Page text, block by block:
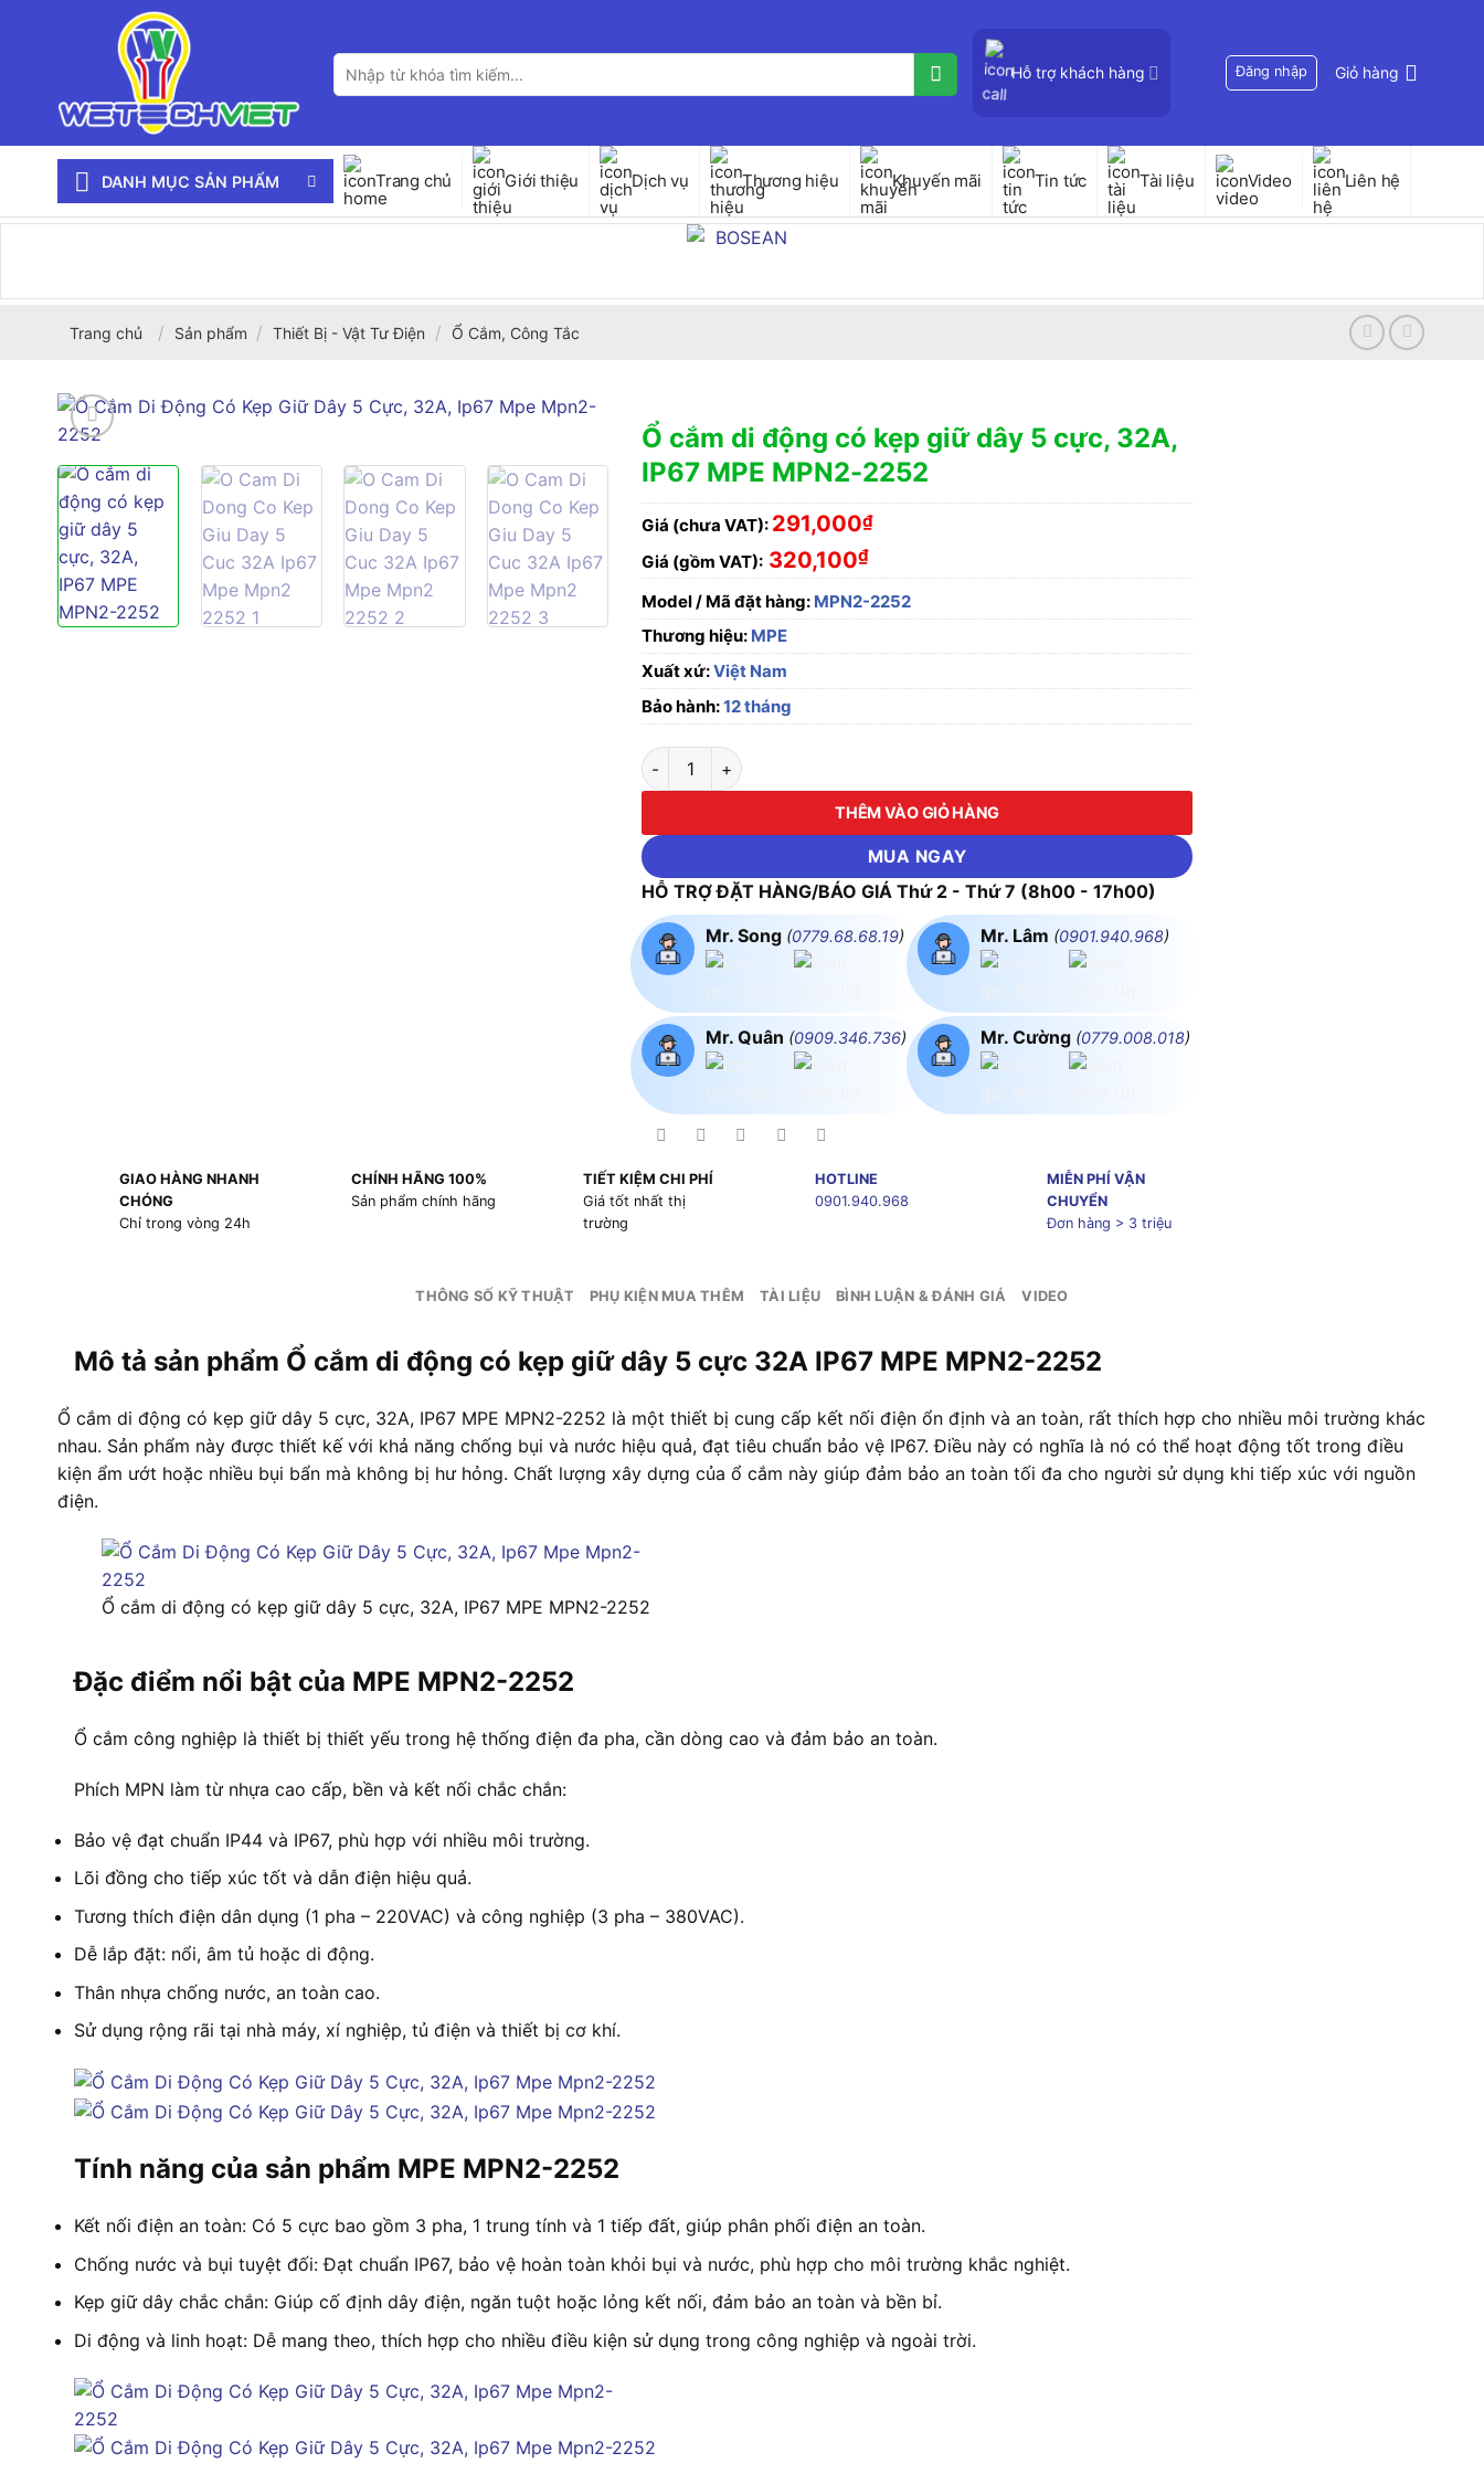
Tìm
kiếm:
Hỗ trợ khách hàng Đăng nhập Giỏ hàng
DANH MỤC SẢN PHẨM Trang chủ Giới thiệu Dịch vụ Thương hiệu Khuyến mãi Tin tức Tài liệu Video Liên hệ
Trang chủ / Sản phẩm / Thiết Bị - Vật Tư Điện / Ổ Cắm, Công Tắc
Ổ cắm di động có kẹp giữ dây 5 cực, 32A,
IP67 MPE MPN2-2252
Giá (chưa VAT): 291,000₫
Giá (gồm VAT): 320,100₫
Model / Mã đặt hàng: MPN2-2252
Thương hiệu: MPE
Xuất xứ:Việt Nam
Bảo hành:12 tháng
Ổ cắm di động có kẹp giữ dây 5 cực, 32A, IP67 MPE MPN2-2252 số lượng
THÊM VÀO GIỎ HÀNG
MUA NGAY
HỖ TRỢ ĐẶT HÀNG/BÁO GIÁ Thứ 2 - Thứ 7 (8h00 - 17h00)
Mr. Song (0779.68.68.19)
Mr. Quân (0909.346.736)
Mr. Lâm (0901.940.968)
Mr. Cường (0779.008.018)
GIAO HÀNG NHANH
CHÓNG
Chỉ trong vòng 24h
CHÍNH HÃNG 100%
Sản phẩm chính hãng
TIẾT KIỆM CHI PHÍ
Giá tốt nhất thị
trường
HOTLINE
0901.940.968
MIỄN PHÍ VẬN
CHUYỂN
Đơn hàng > 3 triệu
THÔNG SỐ KỸ THUẬT PHỤ KIỆN MUA THÊM TÀI LIỆU BÌNH LUẬN & ĐÁNH GIÁ VIDEO
Mô tả sản phẩm Ổ cắm di động có kẹp giữ dây 5 cực 32A IP67 MPE MPN2-2252
Ổ cắm di động có kẹp giữ dây 5 cực, 32A, IP67 MPE MPN2-2252 là một thiết bị cung cấp kết nối điện ổn định và an toàn, rất thích hợp cho nhiều môi trường khác
nhau. Sản phẩm này được thiết kế với khả năng chống bụi và nước hiệu quả, đạt tiêu chuẩn bảo vệ IP67. Điều này có nghĩa là nó có thể hoạt động tốt trong điều
kiện ẩm ướt hoặc nhiều bụi bẩn mà không bị hư hỏng. Chất lượng xây dựng của ổ cắm này giúp đảm bảo an toàn tối đa cho người sử dụng khi tiếp xúc với nguồn
điện.
Ổ cắm di động có kẹp giữ dây 5 cực, 32A, IP67 MPE MPN2-2252
Đặc điểm nổi bật của MPE MPN2-2252
Ổ cắm công nghiệp là thiết bị thiết yếu trong hệ thống điện đa pha, cần dòng cao và đảm bảo an toàn.
Phích MPN làm từ nhựa cao cấp, bền và kết nối chắc chắn:
Bảo vệ đạt chuẩn IP44 và IP67, phù hợp với nhiều môi trường.
Lõi đồng cho tiếp xúc tốt và dẫn điện hiệu quả.
Tương thích điện dân dụng (1 pha – 220VAC) và công nghiệp (3 pha – 380VAC).
Dễ lắp đặt: nổi, âm tủ hoặc di động.
Thân nhựa chống nước, an toàn cao.
Sử dụng rộng rãi tại nhà máy, xí nghiệp, tủ điện và thiết bị cơ khí.
Tính năng của sản phẩm MPE MPN2-2252
Kết nối điện an toàn: Có 5 cực bao gồm 3 pha, 1 trung tính và 1 tiếp đất, giúp phân phối điện an toàn.
Chống nước và bụi tuyệt đối: Đạt chuẩn IP67, bảo vệ hoàn toàn khỏi bụi và nước, phù hợp cho môi trường khắc nghiệt.
Kẹp giữ dây chắc chắn: Giúp cố định dây điện, ngăn tuột hoặc lỏng kết nối, đảm bảo an toàn và bền bỉ.
Di động và linh hoạt: Dễ mang theo, thích hợp cho nhiều điều kiện sử dụng trong công nghiệp và ngoài trời.